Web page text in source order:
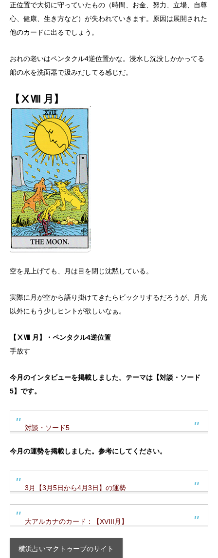
正位置で大切に守っていたもの（時間、お金、努力、立場、自尊
心、健康、生き方など）が失われていきます。原因は展開された
他のカードに出るでしょう。
おれの老いはペンタクル4逆位置かな。浸水し沈没しかかってる
船の水を洗面器で汲みだしてる感じだ。
【ⅩⅧ 月】
空を見上げても、月は目を閉じ沈黙している。
実際に月が空から語り掛けてきたらビックリするだろうが、月光
以外にもう少しヒントが欲しいなぁ。
【ⅩⅧ 月】・ペンタクル4逆位置
手放す
今月のインタビューを掲載しました。テーマは【対談・ソード
5】です。
対談・ソード5
今月の運勢を掲載しました。参考にしてください。
3月【3月5日から4月3日】の運勢
大アルカナのカード：【XVIII月】
横浜占いマクトゥーブのサイト